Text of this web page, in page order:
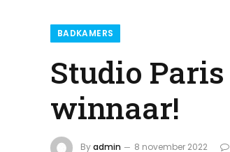
BADKAMERS
Studio
winnaar!
Byadmin 8 november 2022